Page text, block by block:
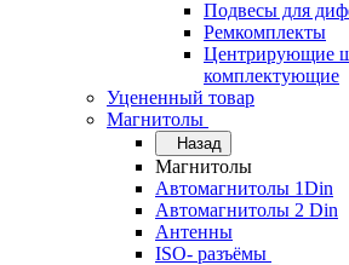
Подвесы для
Ремкомплекты
Центрирующие
комплектующие
Уцененный товар
Магнитолы
Назад
Магнитолы
Автомагнитолы 1Din
Автомагнитолы 2 Din
Антенны
ISO- разъёмы